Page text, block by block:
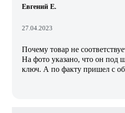
Евгений Е.
27.04.2023
Почему товар не
На фото указано, что он под
ключ. А по факту пришел с